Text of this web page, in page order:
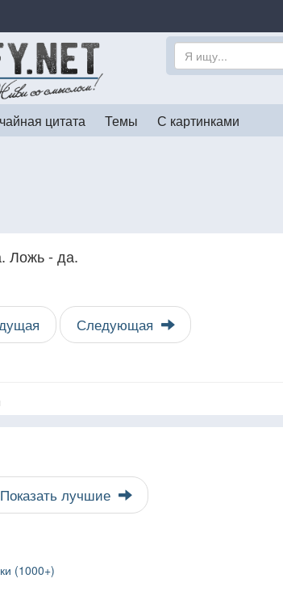
цитата Темы С картинками
Ложь - да.
Следующая
Показать лучшие
(1000+)